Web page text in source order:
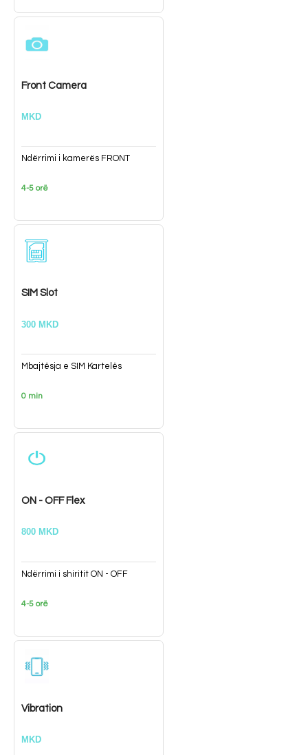
Front Camera
MKD
Ndërrimi i kamerës FRONT
4-5 orë
SIM Slot
300 MKD
Mbajtësja e SIM Kartelës
0 min
ON - OFF Flex
800 MKD
Ndërrimi i shiritit ON - OFF
4-5 orë
Vibration
MKD